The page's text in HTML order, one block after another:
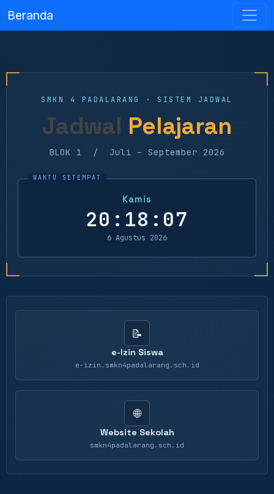
Beranda
SMKN 4 PADALARANG · SISTEM JADWAL
Jadwal Pelajaran
BLOK 1 / Juli – September 2026
Kamis
20:18:07
6 Agustus 2026
📝
e-Izin Siswa
e-izin.smkn4padalarang.sch.id
🌐
Website Sekolah
smkn4padalarang.sch.id